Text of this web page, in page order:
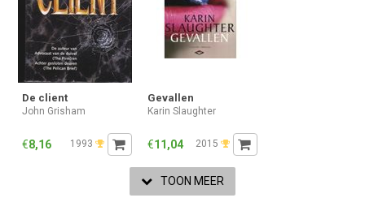
De client
John Grisham
€8,16 1993
Gevallen
Karin Slaughter
€11,04 2015
TOON MEER